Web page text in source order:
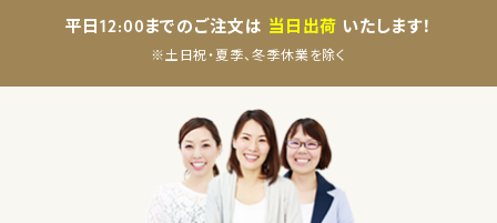
平日12:00までのご注文は 当日出荷 いたします！
※土日祝・夏季、冬季休業を除く